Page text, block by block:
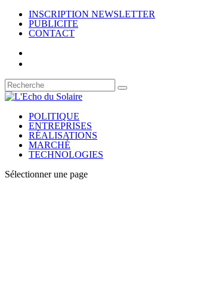
INSCRIPTION NEWSLETTER
PUBLICITE
CONTACT
POLITIQUE
ENTREPRISES
RÉALISATIONS
MARCHÉ
TECHNOLOGIES
Sélectionner une page